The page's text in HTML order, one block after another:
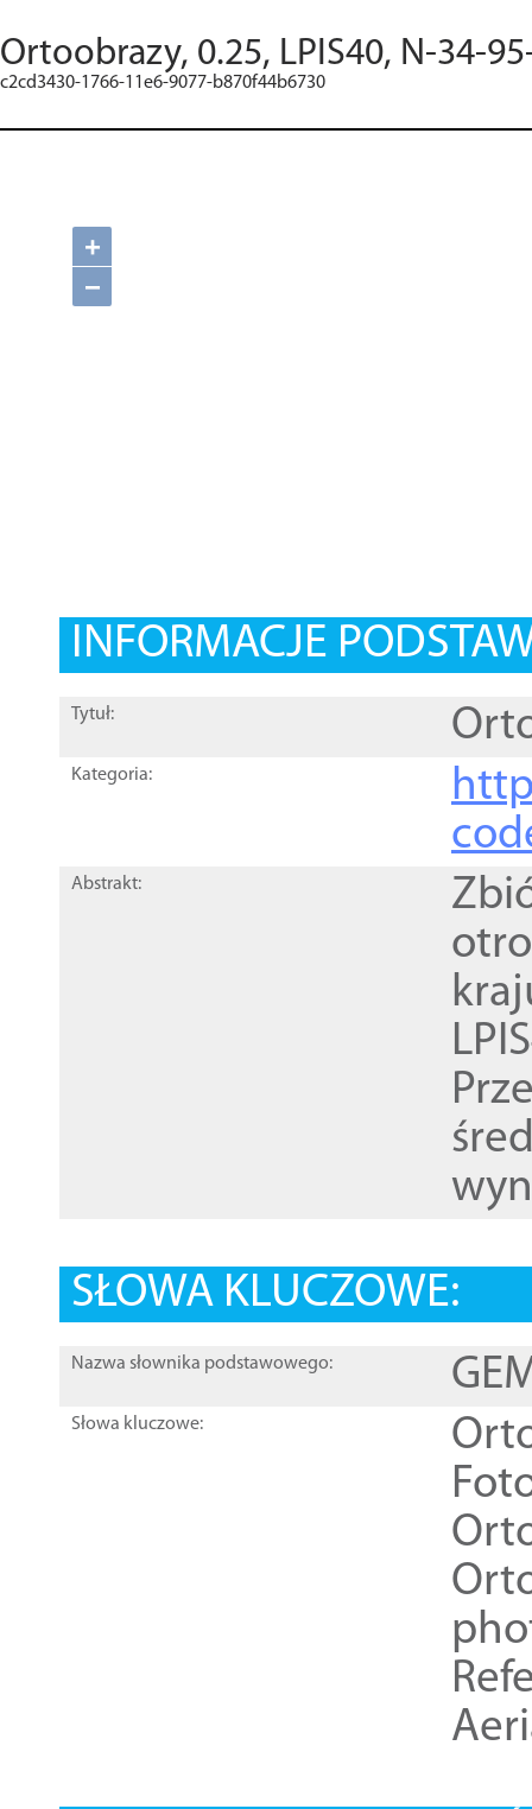
Ortoobrazy, 0.25, LPIS40, N-34-
c2cd3430-1766-11e6-9077-b870f44b6730
+
−
INFORMACJE
Tytuł:
Kategoria:
Abstrakt:
SŁOWA KLUCZOWE:
Nazwa słownika podstawowego:
Słowa kluczowe: